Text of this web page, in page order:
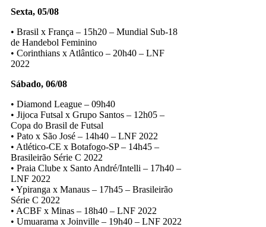
Sexta, 05/08
• Brasil x França – 15h20 – Mundial Sub-18
de Handebol Feminino
• Corinthians x Atlântico – 20h40 – LNF
2022
Sábado, 06/08
• Diamond League – 09h40
• Jijoca Futsal x Grupo Santos – 12h05 –
Copa do Brasil de Futsal
• Pato x São José – 14h40 – LNF 2022
• Atlético-CE x Botafogo-SP – 14h45 –
Brasileirão Série C 2022
• Praia Clube x Santo André/Intelli – 17h40 –
LNF 2022
• Ypiranga x Manaus – 17h45 – Brasileirão
Série C 2022
• ACBF x Minas – 18h40 – LNF 2022
• Umuarama x Joinville – 19h40 – LNF 2022